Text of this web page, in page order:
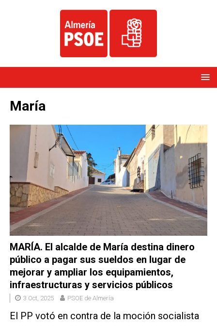
María
MARÍA. El alcalde de María destina dinero
público a pagar sus sueldos en lugar de
mejorar y ampliar los equipamientos,
infraestructuras y servicios públicos
3 Oct, 2025 PSOE de Almería
El PP votó en contra de la moción socialista